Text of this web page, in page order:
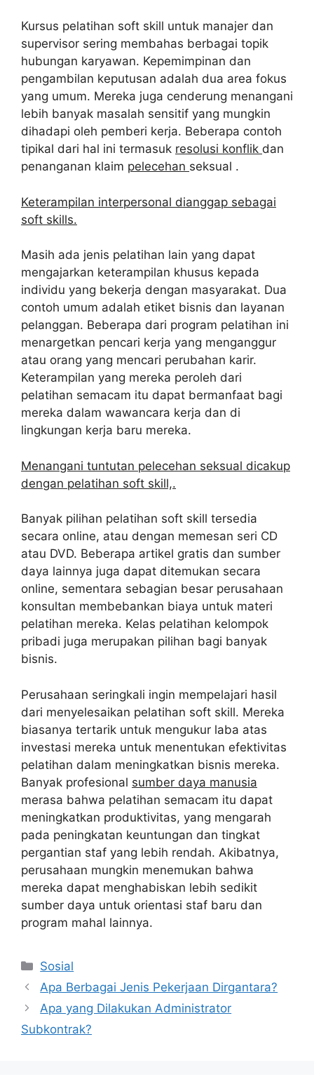
Kursus pelatihan soft skill untuk manajer dan
supervisor sering membahas berbagai topik
hubungan karyawan. Kepemimpinan dan
pengambilan keputusan adalah dua area fokus
yang umum. Mereka juga cenderung menangani
lebih banyak masalah sensitif yang mungkin
dihadapi oleh pemberi kerja. Beberapa contoh
tipikal dari hal ini termasuk resolusi konflik dan
penanganan klaim pelecehan seksual .
Keterampilan interpersonal dianggap sebagai
soft skills.
Masih ada jenis pelatihan lain yang dapat
mengajarkan keterampilan khusus kepada
individu yang bekerja dengan masyarakat. Dua
contoh umum adalah etiket bisnis dan layanan
pelanggan. Beberapa dari program pelatihan ini
menargetkan pencari kerja yang menganggur
atau orang yang mencari perubahan karir.
Keterampilan yang mereka peroleh dari
pelatihan semacam itu dapat bermanfaat bagi
mereka dalam wawancara kerja dan di
lingkungan kerja baru mereka.
Menangani tuntutan pelecehan seksual dicakup
dengan pelatihan soft skill,.
Banyak pilihan pelatihan soft skill tersedia
secara online, atau dengan memesan seri CD
atau DVD. Beberapa artikel gratis dan sumber
daya lainnya juga dapat ditemukan secara
online, sementara sebagian besar perusahaan
konsultan membebankan biaya untuk materi
pelatihan mereka. Kelas pelatihan kelompok
pribadi juga merupakan pilihan bagi banyak
bisnis.
Perusahaan seringkali ingin mempelajari hasil
dari menyelesaikan pelatihan soft skill. Mereka
biasanya tertarik untuk mengukur laba atas
investasi mereka untuk menentukan efektivitas
pelatihan dalam meningkatkan bisnis mereka.
Banyak profesional sumber daya manusia
merasa bahwa pelatihan semacam itu dapat
meningkatkan produktivitas, yang mengarah
pada peningkatan keuntungan dan tingkat
pergantian staf yang lebih rendah. Akibatnya,
perusahaan mungkin menemukan bahwa
mereka dapat menghabiskan lebih sedikit
sumber daya untuk orientasi staf baru dan
program mahal lainnya.
Kategori
Sosial
Apa Berbagai Jenis Pekerjaan Dirgantara?
Apa yang Dilakukan Administrator
Subkontrak?